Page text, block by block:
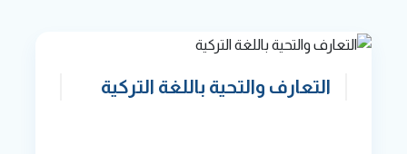
التعارف والتحية باللغة التركية